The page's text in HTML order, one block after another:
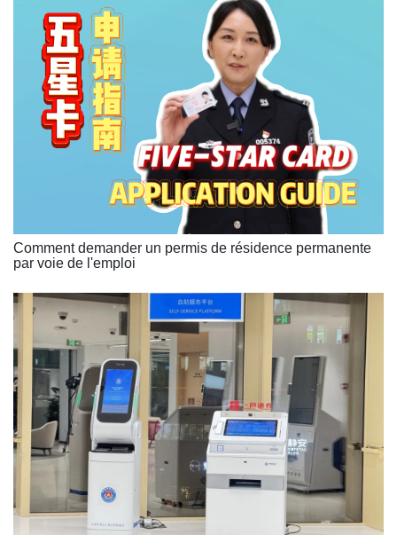
Comment demander un permis de résidence permanente
par voie de l'emploi